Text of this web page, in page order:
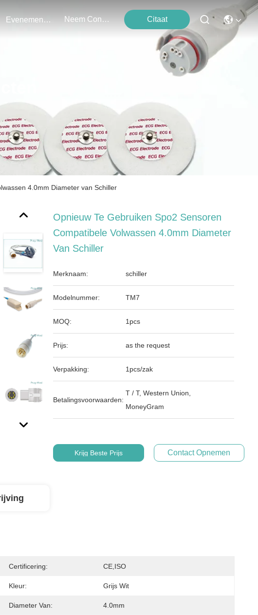
Evenementen Neem Contact Met Ons Op Citaat
4.0mm Diameter van Schiller
Opnieuw Te Gebruiken Spo2 Sensoren
Compatibele Volwassen 4.0mm Diameter
Van Schiller
Merknaam: schiller
Modelnummer: TM7
MOQ: 1pcs
Prijs: as the request
Verpakking: 1pcs/zak
Betalingsvoorwaarden:
T / T, Western Union,
MoneyGram
Krijg Beste Prijs Contact Opnemen
Certificering: CE,ISO
Kleur: Grijs Wit
Diameter Van: 4.0mm